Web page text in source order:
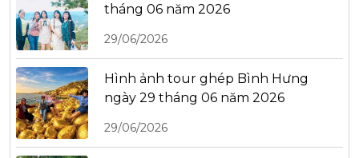
tháng 06 năm 2026
29/06/2026
Hình ảnh tour ghép Bình Hưng
ngày 29 tháng 06 năm 2026
29/06/2026